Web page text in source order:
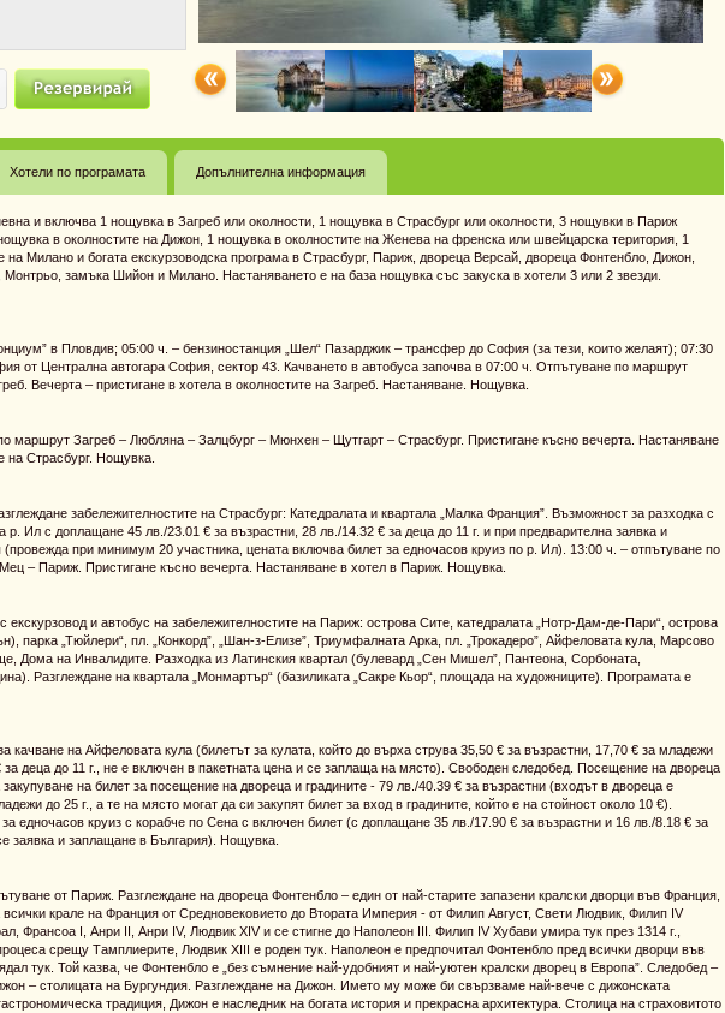
Хотели по програмата Допълнителна информация
и включва 1 нощувка в Загреб или околности, 1 нощувка в Страсбург или околности, 3 нощувки в Париж
в околностите на Дижон, 1 нощувка в околностите на Женева на френска или швейцарска територия, 1
на Милано и богата екскурзоводска програма в Страсбург, Париж, двореца Версай, двореца Фонтенбло, Дижон,
замъка Шийон и Милано. Настаняването е на база нощувка със закуска в хотели 3 или 2 звезди.
в Пловдив; 05:00 ч. – бензиностанция „Шел“ Пазарджик – трансфер до София (за тези, които желаят); 07:30
от Централна автогара София, сектор 43. Качването в автобуса започва в 07:00 ч. Отпътуване по маршрут
Вечерта – пристигане в хотела в околностите на Загреб. Настаняване. Нощувка.
маршрут Загреб – Любляна – Залцбург – Мюнхен – Щутгарт – Страсбург. Пристигане късно вечерта. Настаняване
на Страсбург. Нощувка.
забележителностите на Страсбург: Катедралата и квартала „Малка Франция”. Възможност за разходка с
р. Ил с доплащане 45 лв./23.01 € за възрастни, 28 лв./14.32 € за деца до 11 г. и при предварителна заявка и
при минимум 20 участника, цената включва билет за едночасов круиз по р. Ил). 13:00 ч. – отпътуване по
– Париж. Пристигане късно вечерта. Настаняване в хотел в Париж. Нощувка.
екскурзовод и автобус на забележителностите на Париж: острова Сите, катедралата „Нотр-Дам-де-Пари“, острова
парка „Тюйлери“, пл. „Конкорд”, „Шан-з-Елизе”, Триумфалната Арка, пл. „Трокадеро”, Айфеловата кула, Марсово
Дома на Инвалидите. Разходка из Латинския квартал (булевард „Сен Мишел”, Пантеона, Сорбоната,
Разглеждане на квартала „Монмартър“ (базиликата „Сакре Кьор“, площада на художниците). Програмата е
качване на Айфеловата кула (билетът за кулата, който до върха струва 35,50 € за възрастни, 17,70 € за младежи
за деца до 11 г., не е включен в пакетната цена и се заплаща на място). Свободен следобед. Посещение на двореца
на билет за посещение на двореца и градините - 79 лв./40.39 € за възрастни (входът в двореца е
до 25 г., а те на място могат да си закупят билет за вход в градините, който е на стойност около 10 €).
едночасов круиз с корабче по Сена с включен билет (с доплащане 35 лв./17.90 € за възрастни и 16 лв./8.18 € за
заявка и заплащане в България). Нощувка.
от Париж. Разглеждане на двореца Фонтенбло – един от най-старите запазени кралски дворци във Франция,
всички крале на Франция от Средновековието до Втората Империя - от Филип Август, Свети Людвик, Филип IV
Франсоа I, Анри II, Анри IV, Людвик XIV и се стигне до Наполеон III. Филип IV Хубави умира тук през 1314 г.,
срещу Тамплиерите, Людвик XIII е роден тук. Наполеон е предпочитал Фонтенбло пред всички дворци във
тук. Той казва, че Фонтенбло е „без съмнение най-удобният и най-уютен кралски дворец в Европа”. Следобед –
– столицата на Бургундия. Разглеждане на Дижон. Името му може би свързваме най-вече с дижонската
традиция, Дижон е наследник на богата история и прекрасна архитектура. Столица на страховитото